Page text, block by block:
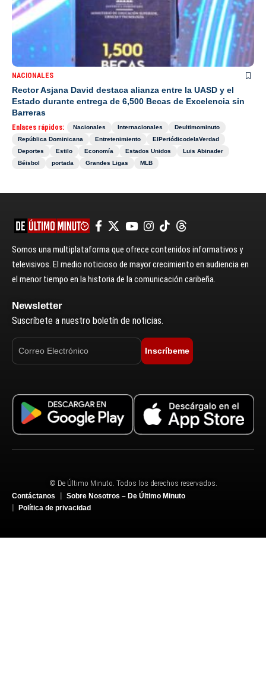
NACIONALES
Rector Asjana David destaca alianza entre la UASD y el
Estado durante entrega de 6,500 Becas de Excelencia sin
Barreras
Enlaces rápidos: Nacionales Internacionales
Deultimominuto
República Dominicana
Entretenimiento
ElPeriódicodelaVerdad
Deportes
Estilo Economía Estados Unidos
Luis Abinader
Béisbol
portada Grandes Ligas MLB
Somos una multiplataforma que ofrece contenidos informativos y
televisivos. El medio noticioso de mayor crecimiento en audiencia en
el menor tiempo en la historia de la comunicación caribeña.
Newsletter
Suscríbete a nuestro boletín de noticias.
Inscríbeme
© De Último Minuto. Todos los derechos reservados.
Contáctanos
Sobre Nosotros – De Último Minuto
Política de privacidad